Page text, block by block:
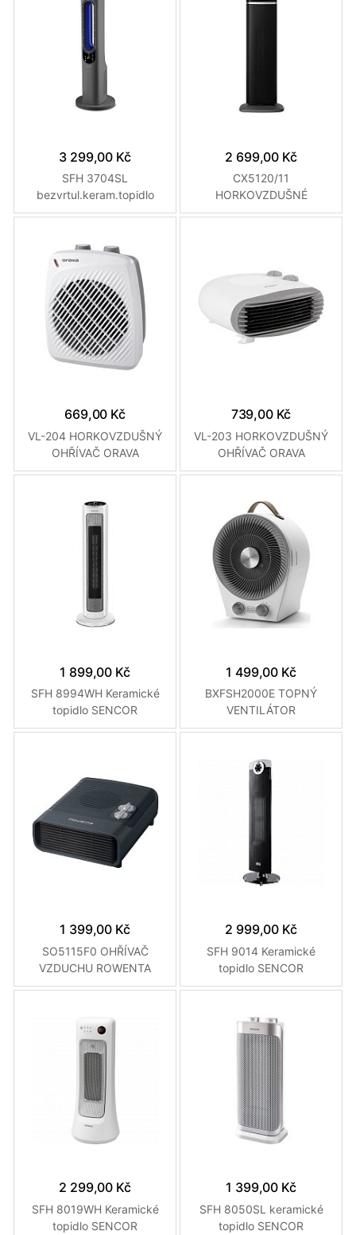
3 299,00 Kč
SFH 3704SL
bezvrtul.keram.topidlo
SENCOR
2 699,00 Kč
CX5120/11
HORKOVZDUŠNÉ
TOPIDLO PHILIPS
669,00 Kč
VL-204 HORKOVZDUŠNÝ
OHŘÍVAČ ORAVA
739,00 Kč
VL-203 HORKOVZDUŠNÝ
OHŘÍVAČ ORAVA
1 899,00 Kč
SFH 8994WH Keramické
topidlo SENCOR
1 499,00 Kč
BXFSH2000E TOPNÝ
VENTILÁTOR
BLACK&DECKER
1 399,00 Kč
SO5115F0 OHŘÍVAČ
VZDUCHU ROWENTA
2 999,00 Kč
SFH 9014 Keramické
topidlo SENCOR
2 299,00 Kč
SFH 8019WH Keramické
topidlo SENCOR
1 399,00 Kč
SFH 8050SL keramické
topidlo SENCOR